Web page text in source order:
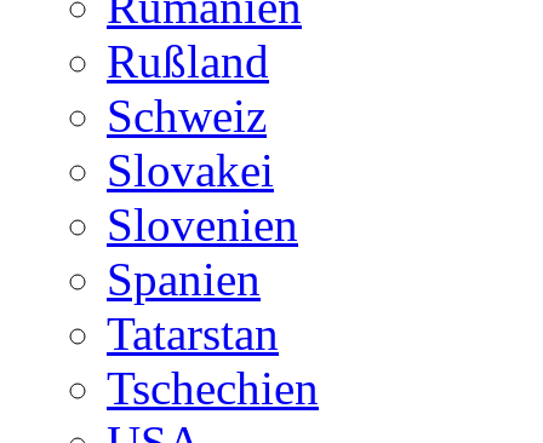
Rußland
Schweiz
Slovakei
Slovenien
Spanien
Tatarstan
Tschechien